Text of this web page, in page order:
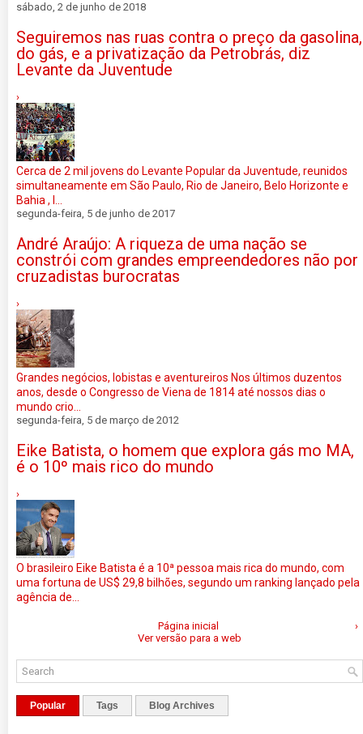
sábado, 2 de junho de 2018
Seguiremos nas ruas contra o preço da gasolina,
do gás, e a privatização da Petrobrás, diz
Levante da Juventude
›
Cerca de 2 mil jovens do Levante Popular da Juventude, reunidos
simultaneamente em São Paulo, Rio de Janeiro, Belo Horizonte e
Bahia , l...
segunda-feira, 5 de junho de 2017
André Araújo: A riqueza de uma nação se
constrói com grandes empreendedores não por
cruzadistas burocratas
›
Grandes negócios, lobistas e aventureiros Nos últimos duzentos
anos, desde o Congresso de Viena de 1814 até nossos dias o
mundo crio...
segunda-feira, 5 de março de 2012
Eike Batista, o homem que explora gás mo MA,
é o 10º mais rico do mundo
›
O brasileiro Eike Batista é a 10ª pessoa mais rica do mundo, com
uma fortuna de US$ 29,8 bilhões, segundo um ranking lançado pela
agência de...
›
Página inicial
Ver versão para a web
Popular Tags Blog Archives